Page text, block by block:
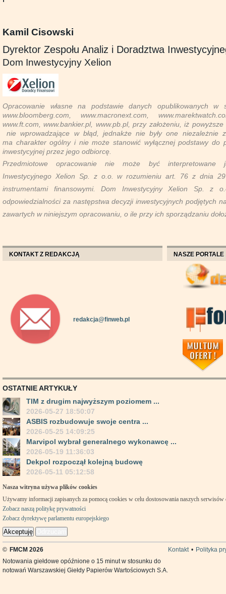
Kamil Cisowski
Dyrektor Zespołu Analiz i Doradztwa
Dom Inwestycyjny Xelion
Opracowanie własne na podstawie danych opublikowanych w
www.bloomberg.com, www.macronext.com,
www.ft.com, www.bankier.pl, www.pb.pl, przy założeniu, iż
nie wprowadzające w błąd, jednakże nie były one niezależnie
ma charakter ogólny i nie może stanowić wyłącznej podstawy do
inwestycyjnej przez jego odbiorcę.
Przedmiotowe opracowanie nie może być interpretowane
Inwestycyjnego Xelion Sp. z o.o. w rozumieniu art. 76 z dnia
instrumentami finansowymi. Dom Inwestycyjny Xelion Sp. z
odpowiedzialności za następstwa decyzji inwestycyjnych podjętych
zawartych w niniejszym opracowaniu, o ile przy ich sporządzaniu
KONTAKT Z REDAKCJĄ
redakcja@finweb.pl
NASZE PORTALE
OSTATNIE ARTYKUŁY
TIM z drugim najwyższym poziomem ...
2026-05-27 18:50:07
ASBIS rozbudowuje swoje centra ...
2026-05-25 14:09:25
Marvipol wybrał generalnego wykonawcę ...
2026-05-19 11:36:03
Dekpol rozpoczął kolejną budowę
2026-05-11 05:12:58
Nasza witryna używa plików cookies
Używamy informacji zapisanych za pomocą cookies w celu dostosowania naszych
Zobacz naszą politykę prywatności
Zobacz dyrektywę parlamentu europejskiego
Akceptuję
© FMCM 2026 Kontakt • Polityka
Notowania giełdowe opóźnione o 15 minut w stosunku do
notowań Warszawskiej Giełdy Papierów Wartościowych S.A.